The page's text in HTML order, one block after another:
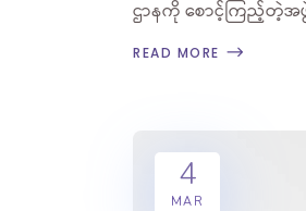
ဌာနကို စောင့်ကြည့်တဲ့အ
READ MORE
4
MAR